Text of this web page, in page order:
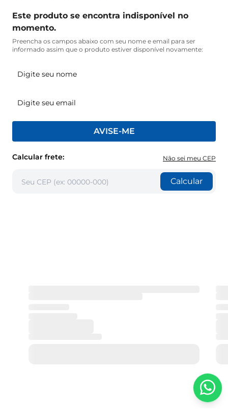
Este produto se encontra indisponível no
momento.
Preencha os campos abaixo com seu nome e email para ser
informado assim que o produto estiver disponível novamente:
AVISE-ME
Calcular frete: Não sei meu CEP
Calcular